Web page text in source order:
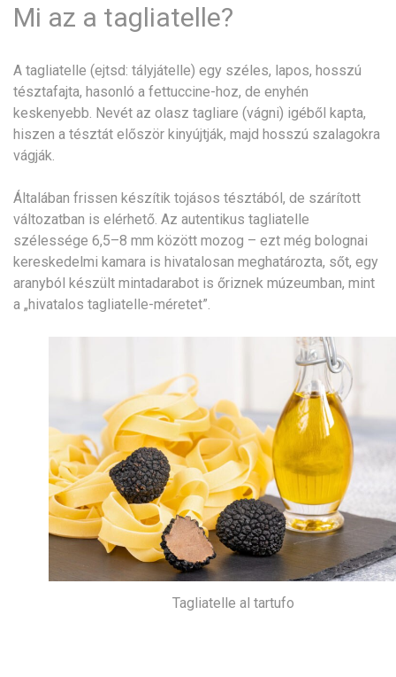
Mi az a tagliatelle?
A tagliatelle (ejtsd: tályjátelle) egy széles, lapos, hosszú
tésztafajta, hasonló a fettuccine-hoz, de enyhén
keskenyebb. Nevét az olasz tagliare (vágni) igéből kapta,
hiszen a tésztát először kinyújtják, majd hosszú szalagokra
vágják.
Általában frissen készítik tojásos tésztából, de szárított
változatban is elérhető. Az autentikus tagliatelle
szélessége 6,5–8 mm között mozog – ezt még bolognai
kereskedelmi kamara is hivatalosan meghatározta, sőt, egy
aranyból készült mintadarabot is őriznek múzeumban, mint
a „hivatalos tagliatelle-méretet”.
Tagliatelle al tartufo